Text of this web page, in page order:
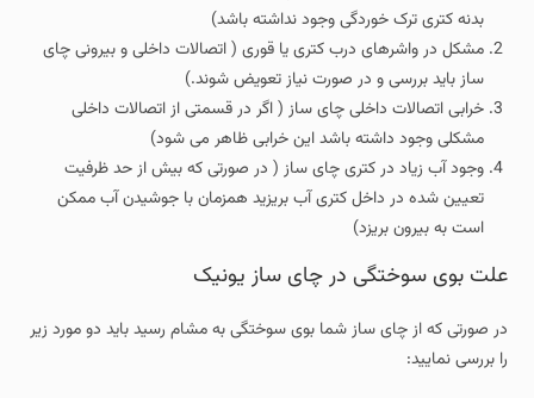
بدنه کتری ترک خوردگی وجود نداشته باشد)
مشکل در واشرهای درب کتری یا قوری ( اتصالات داخلی و بیرونی چای
ساز باید بررسی و در صورت نیاز تعویض شوند.)
خرابی اتصالات داخلی چای ساز ( اگر در قسمتی از اتصالات داخلی
مشکلی وجود داشته باشد این خرابی ظاهر می شود)
وجود آب زیاد در کتری چای ساز ( در صورتی که بیش از حد ظرفیت
تعیین شده در داخل کتری آب بریزید همزمان با جوشیدن آب ممکن
است به بیرون بریزد)
علت بوی سوختگی در چای ساز یونیک
در صورتی که از چای ساز شما بوی سوختگی به مشام رسید باید دو مورد زیر
را بررسی نمایید: